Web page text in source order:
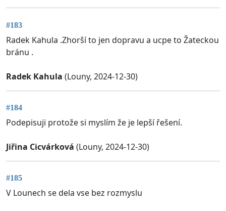
#183
Radek Kahula .Zhorší to jen dopravu a ucpe to Žateckou
bránu .
Radek Kahula (Louny, 2024-12-30)
#184
Podepisuji protože si myslím že je lepší řešení.
Jiřina Cicvárková (Louny, 2024-12-30)
#185
V Lounech se dela vse bez rozmyslu